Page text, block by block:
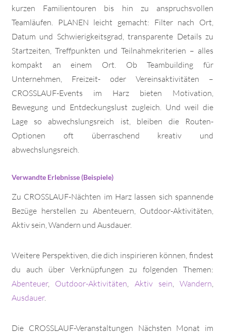
kurzen Familientouren bis hin zu anspruchsvollen
Teamläufen. PLANEN leicht gemacht: Filter nach Ort,
Datum und Schwierigkeitsgrad, transparente Details zu
Startzeiten, Treffpunkten und Teilnahmekriterien – alles
kompakt an einem Ort. Ob Teambuilding für
Unternehmen, Freizeit- oder Vereinsaktivitäten –
CROSSLAUF-Events im Harz bieten Motivation,
Bewegung und Entdeckungslust zugleich. Und weil die
Lage so abwechslungsreich ist, bleiben die Routen-
Optionen oft überraschend kreativ und
abwechslungsreich.
Verwandte Erlebnisse (Beispiele)
Zu CROSSLAUF-Nächten im Harz lassen sich spannende
Bezüge herstellen zu Abenteuern, Outdoor-Aktivitäten,
Aktiv sein, Wandern und Ausdauer.
Weitere Perspektiven, die dich inspirieren können, findest
du auch über Verknüpfungen zu folgenden Themen:
Abenteuer, Outdoor-Aktivitäten Aktiv sein Wandern
Ausdauer.
Die CROSSLAUF-Veranstaltungen Nächsten Monat im